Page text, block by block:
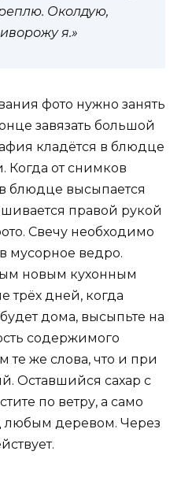
Околдую,
я.»
фото нужно занять
завязать большой
кладётся в блюдце
Когда от снимков
блюдце высыпается
правой рукой
Свечу необходимо
мусорное ведро.
новым кухонным
трёх дней, когда
дома, высыпьте на
содержимого
те же слова, что и при
Оставшийся сахар с
по ветру, а само
любым деревом. Через